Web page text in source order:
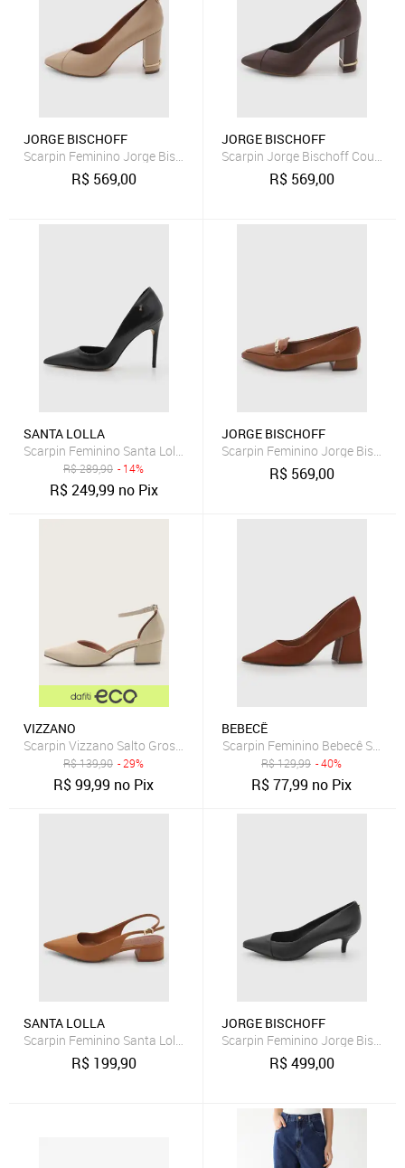
JORGE BISCHOFF
Scarpin Feminino Jorge Bischoff Couro Nude
R$ 569,00
JORGE BISCHOFF
Scarpin Jorge Bischoff Couro
R$ 569,00
SANTA LOLLA
Scarpin Feminino Santa Lolla Couro Salto Alto Preto
R$289,90 - 14%
R$249,99 no Pix
JORGE BISCHOFF
Scarpin Feminino Jorge
R$ 569,00
VIZZANO
Scarpin Vizzano Salto Grosso Off-White
R$139,90 - 29%
R$99,99 no Pix
BEBECÊ
Scarpin Feminino Bebecê Salto
R$129,99 - 40%
R$77,99 no Pix
SANTA LOLLA
Scarpin Feminino Santa Lolla Slingback Salto Bloco Caramelo
R$ 199,90
JORGE BISCHOFF
Scarpin Feminino Jorge
R$499,00